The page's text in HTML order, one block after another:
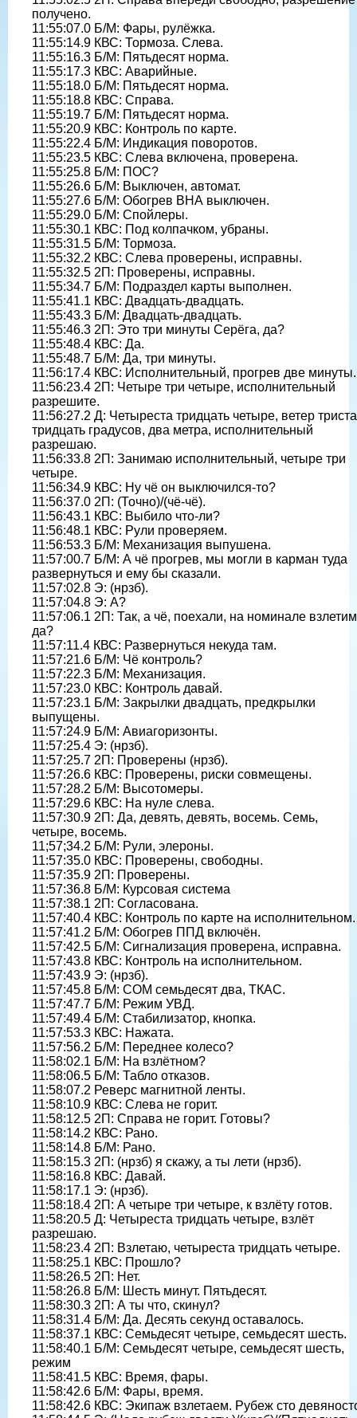
получено.
11:55:07.0 Б/М: Фары, рулёжка.
11:55:14.9 КВС: Тормоза. Слева.
11:55:16.3 Б/М: Пятьдесят норма.
11:55:17.3 КВС: Аварийные.
11:55:18.0 Б/М: Пятьдесят норма.
11:55:18.8 КВС: Справа.
11:55:19.7 Б/М: Пятьдесят норма.
11:55:20.9 КВС: Контроль по карте.
11:55:22.4 Б/М: Индикация поворотов.
11:55:23.5 КВС: Слева включена, проверена.
11:55:25.8 Б/М: ПОС?
11:55:26.6 Б/М: Выключен, автомат.
11:55:27.6 Б/М: Обогрев ВНА выключен.
11:55:29.0 Б/М: Спойлеры.
11:55:30.1 КВС: Под колпачком, убраны.
11:55:31.5 Б/М: Тормоза.
11:55:32.2 КВС: Слева проверены, исправны.
11:55:32.5 2П: Проверены, исправны.
11:55:34.7 Б/М: Подраздел карты выполнен.
11:55:41.1 КВС: Двадцать-двадцать.
11:55:43.3 Б/М: Двадцать-двадцать.
11:55:46.3 2П: Это три минуты Серёга, да?
11:55:48.4 КВС: Да.
11:55:48.7 Б/М: Да, три минуты.
11:56:17.4 КВС: Исполнительный, прогрев две минуты.
11:56:23.4 2П: Четыре три четыре, исполнительный
разрешите.
11:56:27.2 Д: Четыреста тридцать четыре, ветер триста
тридцать градусов, два метра, исполнительный
разрешаю.
11:56:33.8 2П: Занимаю исполнительный, четыре три
четыре.
11:56:34.9 КВС: Ну чё он выключился-то?
11:56:37.0 2П: (Точно)/(чё-чё).
11:56:43.1 КВС: Выбило что-ли?
11:56:48.1 КВС: Рули проверяем.
11:56:53.3 Б/М: Механизация выпушена.
11:57:00.7 Б/М: А чё прогрев, мы могли в карман туда
развернуться и ему бы сказали.
11:57:02.8 Э: (нрзб).
11:57:04.8 Э: A?
11:57:06.1 2П: Так, а чё, поехали, на номинале
да?
11:57:11.4 КВС: Развернуться некуда там.
11:57:21.6 Б/М: Чё контроль?
11:57:22.3 Б/М: Механизация.
11:57:23.0 КВС: Контроль давай.
11:57:23.1 Б/М: Закрылки двадцать, предкрылки
выпущены.
11:57:24.9 Б/М: Авиагоризонты.
11:57:25.4 Э: (нрзб).
11:57:25.7 2П: Проверены (нрзб).
11:57:26.6 КВС: Проверены, риски совмещены.
11:57:28.2 Б/М: Высотомеры.
11:57:29.6 КВС: На нуле слева.
11:57:30.9 2П: Да, девять, девять, восемь. Семь,
четыре, восемь.
11;57;34.2 Б/М: Рули, элероны.
11:57:35.0 КВС: Проверены, свободны.
11:57:35.9 2П: Проверены.
11:57:36.8 Б/М: Курсовая система
11:57:38.1 2П: Согласована.
11:57:40.4 КВС: Контроль по карте на исполнительном.
11:57:41.2 Б/М: Обогрев ППД включён.
11:57:42.5 Б/М: Сигнализация проверена, исправна.
11:57:43.8 КВС: Контроль на исполнительном.
11:57:43.9 Э: (нрзб).
11:57:45.8 Б/М: СОМ семьдесят два, ТКАС.
11:57:47.7 Б/М: Режим УВД.
11:57:49.4 Б/М: Стабилизатор, кнопка.
11:57:53.3 КВС: Нажата.
11:57:56.2 Б/М: Переднее колесо?
11:58:02.1 Б/М: На взлётном?
11:58:06.5 Б/М: Табло отказов.
11:58:07.2 Реверс магнитной ленты.
11:58:10.9 КВС: Слева не горит.
11:58:12.5 2П: Справа не горит. Готовы?
11:58:14.2 КВС: Рано.
11:58:14.8 Б/М: Рано.
11:58:15.3 2П: (нрзб) я скажу, а ты лети (нрзб).
11:58:16.8 КВС: Давай.
11:58:17.1 Э: (нрзб).
11:58:18.4 2П: А четыре три четыре, к взлёту готов.
11:58:20.5 Д: Четыреста тридцать четыре, взлёт
разрешаю.
11:58:23.4 2П: Взлетаю, четыреста тридцать четыре.
11:58:25.1 КВС: Прошло?
11:58:26.5 2П: Нет.
11:58:26.8 Б/М: Шесть минут. Пятьдесят.
11:58:30.3 2П: А ты что, скинул?
11:58:31.4 Б/М: Да. Десять секунд оставалось.
11:58:37.1 КВС: Семьдесят четыре, семьдесят шесть.
11:58:40.1 Б/М: Семьдесят четыре, семьдесят шесть,
режим
11:58:41.5 КВС: Время, фары.
11:58:42.6 Б/М: Фары, время.
11:58:42.6 КВС: Экипаж взлетаем. Рубеж сто